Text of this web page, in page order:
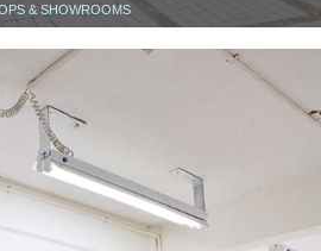
& SHOWROOMS